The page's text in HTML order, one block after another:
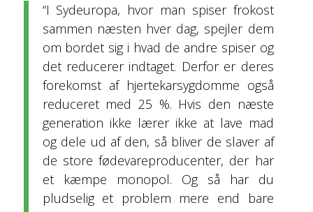
“I Sydeuropa, hvor man spiser frokost
sammen næsten hver dag, spejler dem
om bordet sig i hvad de andre spiser og
det reducerer indtaget. Derfor er deres
forekomst af hjertekarsygdomme også
reduceret med 25 %. Hvis den næste
generation ikke lærer ikke at lave mad
og dele ud af den, så bliver de slaver af
de store fødevareproducenter, der har
et kæmpe monopol. Og så har du
pludselig et problem mere end bare